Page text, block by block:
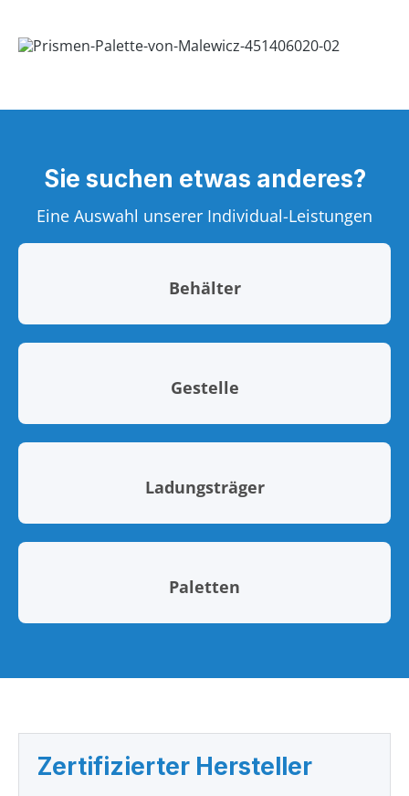
Sie suchen etwas anderes?
Eine Auswahl unserer Individual-Leistungen
Behälter
Gestelle
Ladungsträger
Paletten
Zertifizierter Hersteller